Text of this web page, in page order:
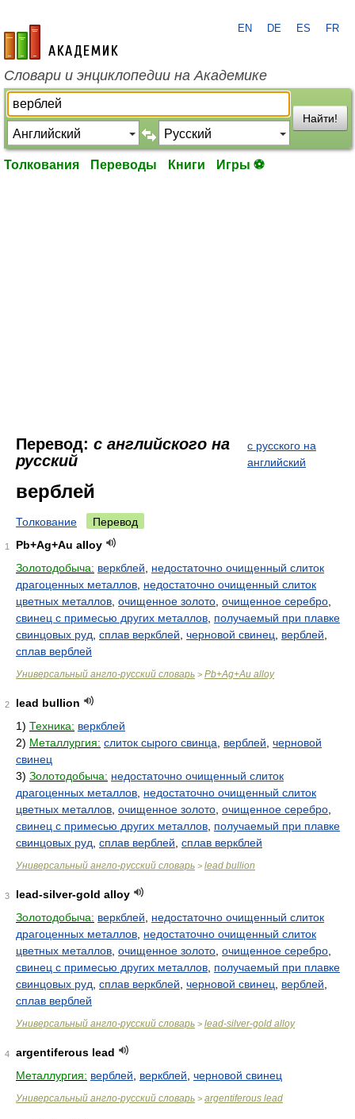
academic.ru
EN DE ES FR
Словари и энциклопедии на Академике
Найти!
Толкования Переводы Книги Игры ⚽
Перевод: с английского на
русский
с русского на
английский
верблей
Толкование Перевод
1
Pb+Ag+Au alloy
Золотодобыча: веркблей
недостаточно очищенный слиток
драгоценных металлов недостаточно очищенный слиток
цветных металлов очищенное золото очищенное серебро
свинец с примесью других металлов получаемый при плавке
свинцовых руд сплав веркблей черновой свинец верблей
сплав верблей
Универсальный англо-русский словарь > Pb+Ag+Au alloy
2
lead bullion
1) Техника: веркблей
2) Металлургия: слиток сырого свинца верблей черновой
свинец
3) Золотодобыча: недостаточно очищенный слиток
драгоценных металлов недостаточно очищенный слиток
цветных металлов очищенное золото очищенное серебро
свинец с примесью других металлов получаемый при плавке
свинцовых руд сплав верблей сплав веркблей
Универсальный англо-русский словарь > lead bullion
3
lead-silver-gold alloy
Золотодобыча: веркблей
недостаточно очищенный слиток
драгоценных металлов недостаточно очищенный слиток
цветных металлов очищенное золото очищенное серебро
свинец с примесью других металлов получаемый при плавке
свинцовых руд сплав веркблей черновой свинец верблей
сплав верблей
Универсальный англо-русский словарь > lead-silver-gold alloy
4
argentiferous lead
Металлургия: верблей веркблей черновой свинец
Универсальный англо-русский словарь > argentiferous lead